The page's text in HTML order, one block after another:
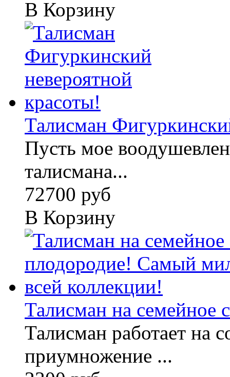
В Корзину
Талисман
Пусть мое
талисмана...
72700 руб
В Корзину
Талисман на семейное
Талисман работает на
приумножение ...